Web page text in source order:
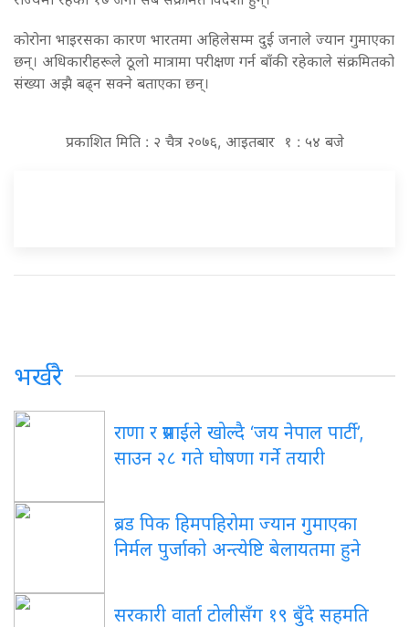
कोरोना भाइरसका कारण भारतमा अहिलेसम्म दुई जनाले ज्यान गुमाएका
छन्। अधिकारीहरूले ठूलो मात्रामा परीक्षण गर्न बाँकी रहेकाले संक्रमितको
संख्या अझै बढ्न सक्ने बताएका छन्।
प्रकाशित मिति : २ चैत्र २०७६, आइतबार १ : ५४ बजे
भर्खरै
राणा र प्रसाईंले खोल्दै ‘जय नेपाल पार्टी’,
साउन २८ गते घोषणा गर्ने तयारी
ब्रड पिक हिमपहिरोमा ज्यान गुमाएका
निर्मल पुर्जाको अन्त्येष्टि बेलायतमा हुने
सरकारी वार्ता टोलीसँग १९ बुँदे सहमति